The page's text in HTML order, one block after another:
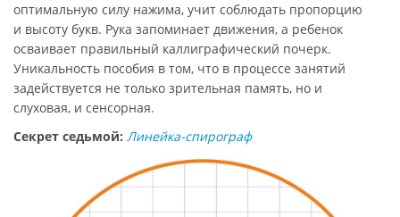
оптимальную силу нажима, учит соблюдать пропорцию
и высоту букв. Рука запоминает движения, а ребенок
осваивает правильный каллиграфический почерк.
Уникальность пособия в том, что в процессе занятий
задействуется не только зрительная память, но и
слуховая, и сенсорная.
Секрет седьмой: Линейка-спирограф